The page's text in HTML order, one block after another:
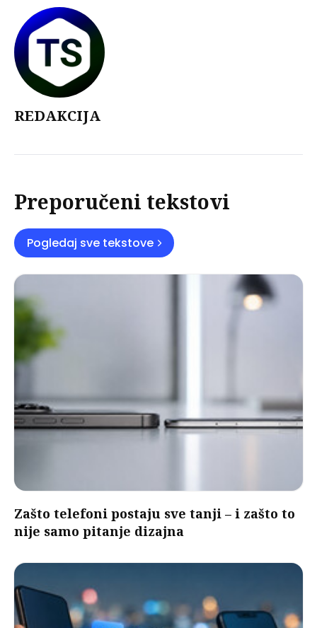
REDAKCIJA
Preporučeni tekstovi
Pogledaj sve tekstove
Zašto telefoni postaju sve tanji – i zašto to
nije samo pitanje dizajna